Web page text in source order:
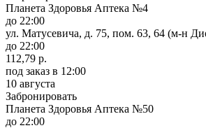
Планета Здоровья Аптека №4
до 22:00
ул. Матусевича, д. 75, пом. 63, 64 (м-н
до 22:00
112,79 р.
под заказ в 12:00
10 августа
Забронировать
Планета Здоровья Аптека №50
до 22:00